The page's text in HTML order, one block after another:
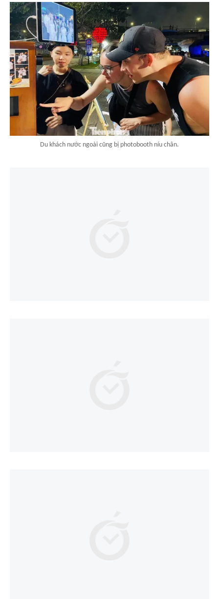
Du khách nước ngoài cũng bị photobooth níu chân.